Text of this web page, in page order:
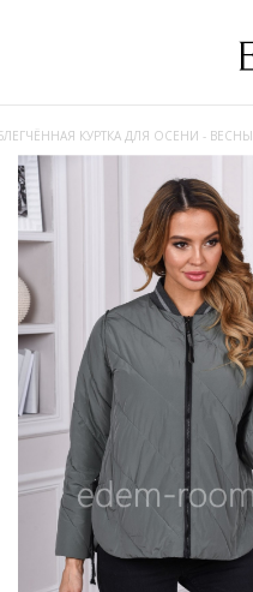
КУРТКА ДЛЯ ОСЕНИ - ВЕСНЫ